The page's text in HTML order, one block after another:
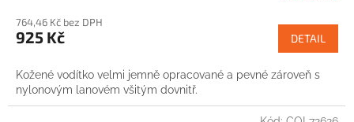
764,46 Kč bez DPH
925 Kč DETAIL
Kožené vodítko velmi jemně opracované a pevné zároveň s
nylonovým lanovém všitým dovnitř.